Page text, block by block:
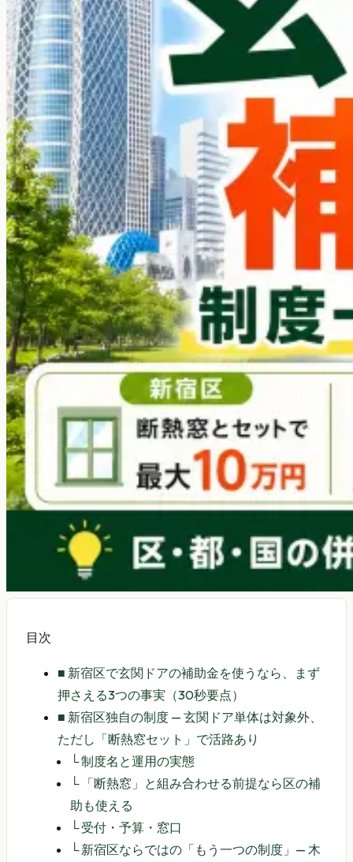
目次
■ 新宿区で玄関ドアの補助金を使うなら、まず
押さえる3つの事実（30秒要点）
■ 新宿区独自の制度 — 玄関ドア単体は対象外、
ただし「断熱窓セット」で活路あり
└制度名と運用の実態
└ 「断熱窓」と組み合わせる前提なら区の補
助も使える
└受付・予算・窓口
└新宿区ならではの「もう一つの制度」— 木